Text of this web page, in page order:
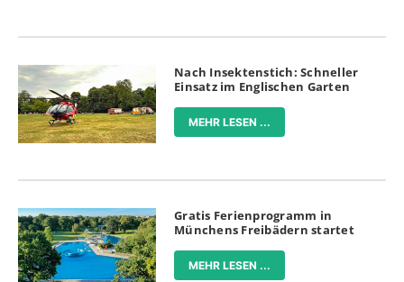
Nach Insektenstich: Schneller
Einsatz im Englischen Garten
MEHR LESEN ...
Gratis Ferienprogramm in
Münchens Freibädern startet
MEHR LESEN ...